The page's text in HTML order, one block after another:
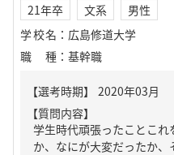
21年卒 文系
男性
学校名 ： 広島修道大学
職種 ： 基幹職
【質問内容】
学生時代頑張ったことこ
か、なにが大変だったか